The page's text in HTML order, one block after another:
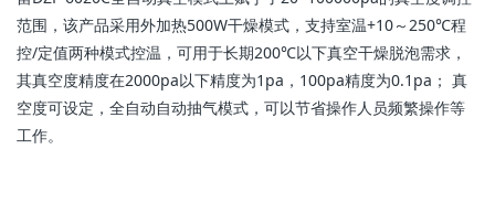
范围，该产品采用外加热500W干燥模式，支持室温+10～250℃程
控/定值两种模式控温，可用于长期200℃以下真空干燥脱泡需求，
其真空度精度在2000pa以下精度为1pa，100pa精度为0.1pa； 真
空度可设定，全自动自动抽气模式，可以节省操作人员频繁操作等
工作。